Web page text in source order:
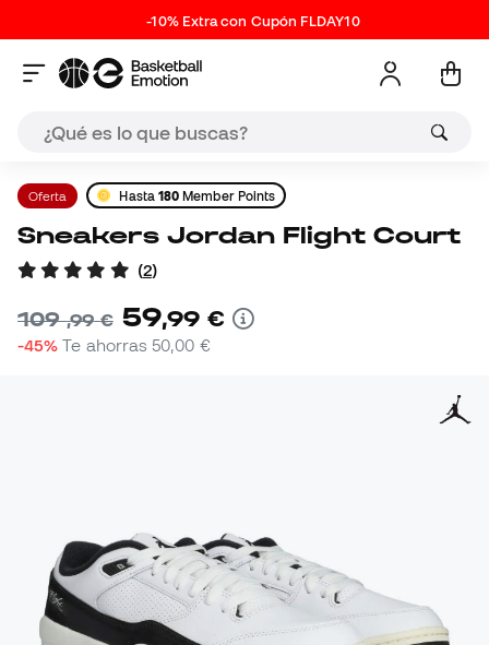
-10% Extra con Cupón FLDAY10
Oferta Hasta 180 Member Points
Sneakers Jordan Flight Court
(2)
109,99 € 59,99 €
-45% Te ahorras50,00 €